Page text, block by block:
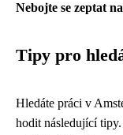
Nebojte se zeptat
Tipy pro
Hledáte práci v
hodit následující tipy.